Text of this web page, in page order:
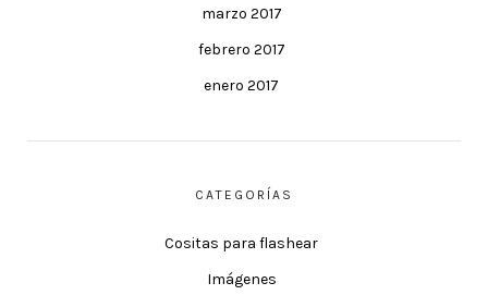
marzo 2017
febrero 2017
enero 2017
CATEGORÍAS
Cositas para flashear
Imágenes